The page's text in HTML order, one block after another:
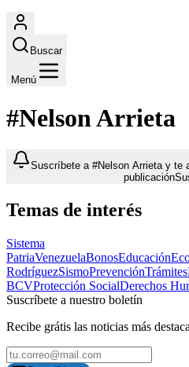
Buscar
Menú
#Nelson Arrieta
Suscríbete a #Nelson Arrieta y te
publicación
Temas de interés
Sistema
PatriaVenezuelaBonosEducación
RodríguezSismoPrevenciónTrámites
BCVProtección SocialDerechos
Suscríbete a nuestro boletín
Recibe grátis las noticias más